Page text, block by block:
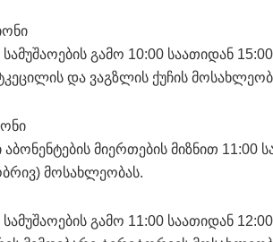
გამო 10:00 საათიდან
და ვაგზლის ქუჩის
მიერთების მიზნით 11:00
მოსახლეობას.
გამო 11:00 საათიდან